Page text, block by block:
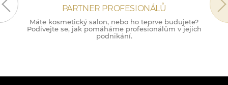
PARTNER PROFESIONÁLŮ
Máte kosmetický salon, nebo ho teprve budujete?
Podívejte se, jak pomáháme profesionálům v jejich
podnikání.